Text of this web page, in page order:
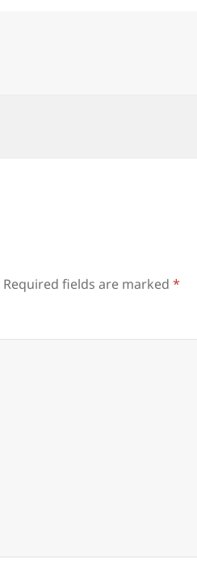
Required fields are marked*